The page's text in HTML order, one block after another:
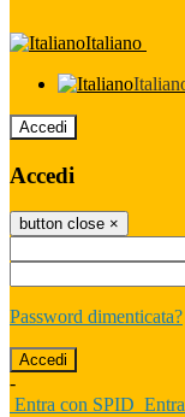
Italiano
Accedi
Accedi
button close ×
Password dimenticata?
-
Entra con SPID